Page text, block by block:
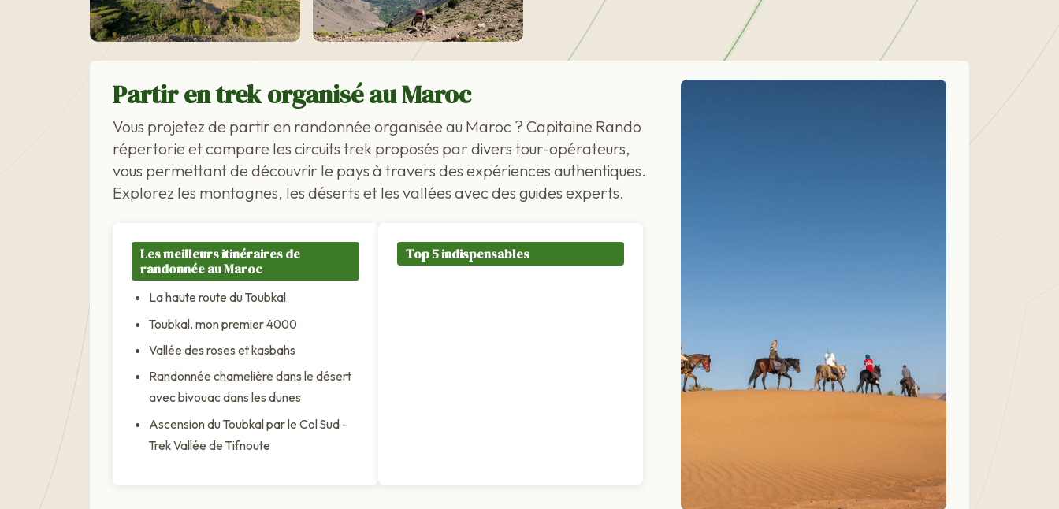
Partir en trek organisé au Maroc
Vous projetez de partir en randonnée organisée au Maroc ? Capitaine Rando
répertorie et compare les circuits trek proposés par divers tour-opérateurs,
vous permettant de découvrir le pays à travers des expériences authentiques.
Explorez les montagnes, les déserts et les vallées avec des guides experts.
Les meilleurs itinéraires de
randonnée au Maroc
La haute route du Toubkal
Toubkal, mon premier 4000
Vallée des roses et kasbahs
Randonnée chamelière dans le désert
avec bivouac dans les dunes
Ascension du Toubkal par le Col Sud -
Trek Vallée de Tifnoute
Top 5 indispensables